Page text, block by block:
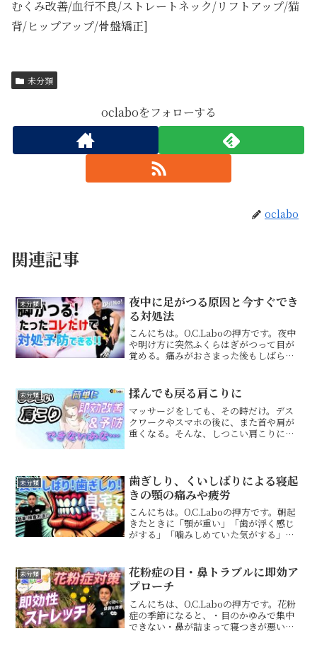
むくみ改善/血行不良/ストレートネック/リフトアップ/猫
背/ヒップアップ/骨盤矯正]
未分類
oclaboをフォローする
oclabo
関連記事
未分類
夜中に足がつる原因と今すぐでき
る対処法
こんにちは。O.C.Laboの押方です。夜中
や明け方に突然ふくらはぎがつって目が
覚める。痛みがおさまった後もしばらく
運動後だけでなく、「特に何もしていな
いのに寝ている時...
未分類 揉んでも戻る肩こりに
マッサージをしても、その時だけ。デス
クワークやスマホの後に、また首や肩が
重くなる。そんな、しつこい肩こりに悩
ものよりも「肩甲骨・肋骨...
未分類
歯ぎしり、くいしばりによる寝起
きの顎の痛みや疲労
こんにちは。O.C.Laboの押方です。朝起
きたときに「顎が重い」「歯が浮く感じ
がする」「噛みしめていた気がする」そ
りや歯ぎしりは、顎そのものが悪い以外
にも、体と神経が...
未分類
花粉症の目・鼻トラブルに即効ア
プローチ
こんにちは、O.C.Laboの押方です。花粉
症の季節になると、・目のかゆみで集中
できない・鼻が詰まって寝つきが悪い・